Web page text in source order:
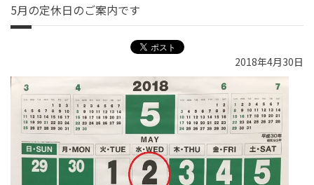
5月の定休日のご案内です
2018年4月30日